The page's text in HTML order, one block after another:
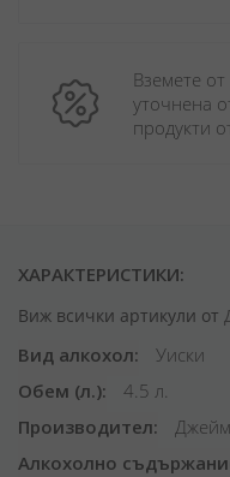
Вземете
уточнена
продукти
ХАРАКТЕРИСТИКИ:
Виж всички артикули от
Вид алкохол
Уиски
Обем (л.)
4.5 л.
Производител
Алкохолно